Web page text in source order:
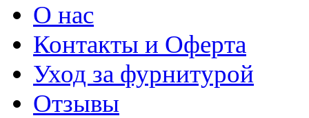
О нас
Контакты и Оферта
Уход за фурнитурой
Отзывы